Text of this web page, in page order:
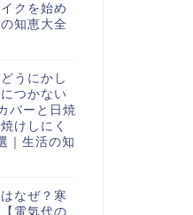
クを始め
知恵大全
うにかし
つかない
バーと日焼
けしにく
｜生活の知
なぜ？寒
電気代の